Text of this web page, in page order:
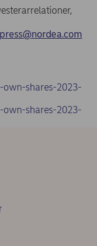
press@nordea.com
shares-2023-
shares-2023-